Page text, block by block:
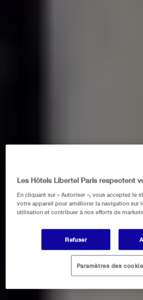
Les Hôtels Libertel Paris respectent
En cliquant sur « Autoriser », vous acceptez le
votre appareil pour améliorer la navigation sur
utilisation et contribuer à nos efforts de
Refuser
Paramètres des